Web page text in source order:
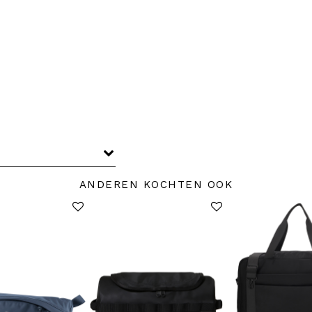
ANDEREN KOCHTEN OOK